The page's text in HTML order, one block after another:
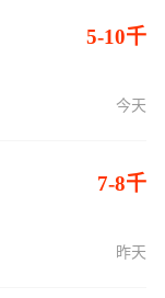
5-10千
今天
7-8千
昨天